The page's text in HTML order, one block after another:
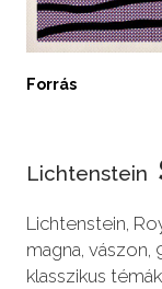
Forrás
Lichtenstein
Lichtenstein,
magna, vászon,
klasszikus